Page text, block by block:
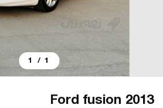
پەیوەندی
یاساکان
بڵاگ
1
/
1
Ford fusion 2013